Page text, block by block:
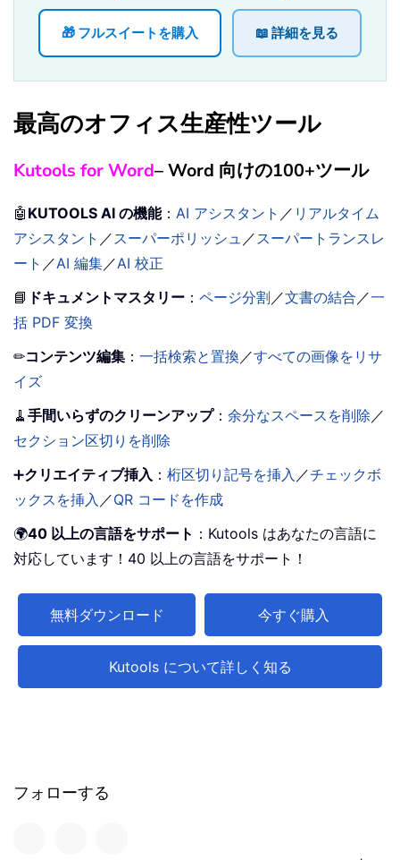
🎁 フルスイートを購入 📖 詳細を見る
最高のオフィス生産性ツール
Kutools for Word– Word 向けの100+ツール
🤖 KUTOOLS AI の機能： AI アシスタント ／ リアルタイム
アシスタント ／スーパーポリッシュ ／スーパートランスレ
ート ／AI 編集／AI 校正
📘 ドキュメントマスタリー ： ページ分割 ／文書の結合 ／一
括 PDF 変換
✏コンテンツ編集 ： 一括検索と置換 ／すべての画像をリサ
イズ
🧹 手間いらずのクリーンアップ： 余分なスペースを削除 ／
セクション区切りを削除
➕クリエイティブ挿入 ： 桁区切り記号を挿入 ／チェックボ
ックスを挿入 ／QR コードを作成
🌍40 以上の言語をサポート ：Kutools はあなたの言語に
対応しています！40 以上の言語をサポート！
無料ダウンロード 今すぐ購入
Kutools について詳しく知る
フォローする